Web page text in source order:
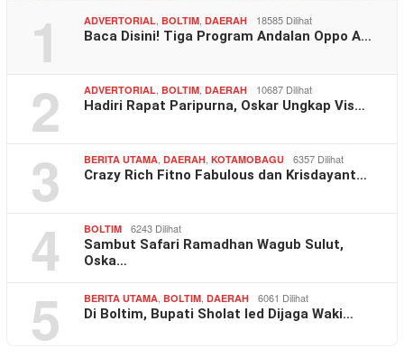
1 ADVERTORIAL, BOLTIM, DAERAH 18585 Dilihat
Baca Disini! Tiga Program Andalan Oppo A…
2 ADVERTORIAL, BOLTIM, DAERAH 10687 Dilihat
Hadiri Rapat Paripurna, Oskar Ungkap Vis…
3 BERITA UTAMA, DAERAH, KOTAMOBAGU 6357 Dilihat
Crazy Rich Fitno Fabulous dan Krisdayant…
4 BOLTIM 6243 Dilihat
Sambut Safari Ramadhan Wagub Sulut,
Oska…
5 BERITA UTAMA, BOLTIM, DAERAH 6061 Dilihat
Di Boltim, Bupati Sholat Ied Dijaga Waki…